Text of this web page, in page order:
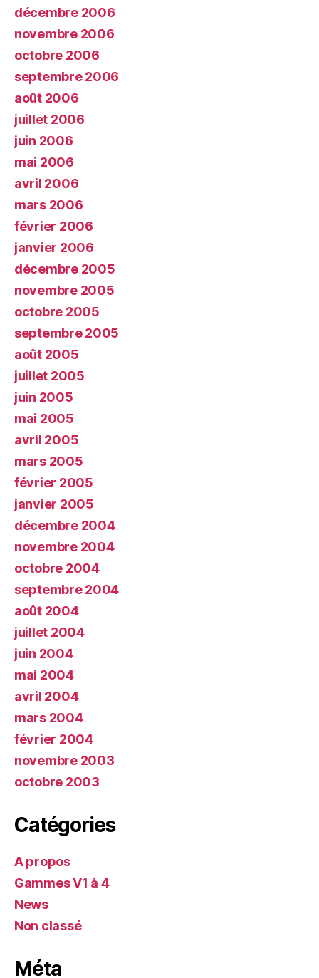
décembre 2006
novembre 2006
octobre 2006
septembre 2006
août 2006
juillet 2006
juin 2006
mai 2006
avril 2006
mars 2006
février 2006
janvier 2006
décembre 2005
novembre 2005
octobre 2005
septembre 2005
août 2005
juillet 2005
juin 2005
mai 2005
avril 2005
mars 2005
février 2005
janvier 2005
décembre 2004
novembre 2004
octobre 2004
septembre 2004
août 2004
juillet 2004
juin 2004
mai 2004
avril 2004
mars 2004
février 2004
novembre 2003
octobre 2003
Catégories
A propos
Gammes V1 à 4
News
Non classé
Méta